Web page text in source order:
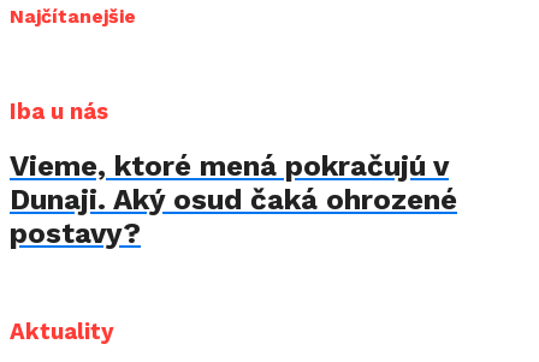
Najčítanejšie
Iba u nás
Vieme, ktoré mená pokračujú v
Dunaji. Aký osud čaká ohrozené
postavy?
Aktuality